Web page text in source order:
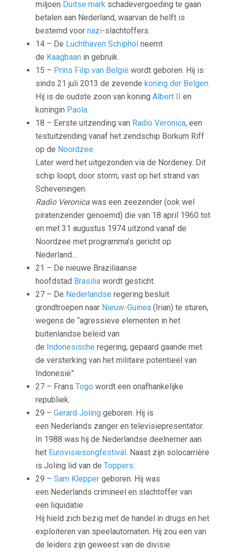
miljoen Duitse mark schadevergoeding te gaan
betalen aan Nederland, waarvan de helft is
bestemd voor nazi-slachtoffers.
14 – De Luchthaven Schiphol neemt
de Kaagbaan in gebruik.
15 – Prins Filip van België wordt geboren. Hij is
sinds 21 juli 2013 de zevende koning der Belgen.
Hij is de oudste zoon van koning Albert II en
koningin Paola.
18 – Eerste uitzending van Radio Veronica, een
testuitzending vanaf het zendschip Borkum Riff
op de Noordzee.
Later werd het uitgezonden via de Nordeney. Dit
schip loopt, door storm, vast op het strand van
Scheveningen.
Radio Veronica was een zeezender (ook wel
piratenzender genoemd) die van 18 april 1960 tot
en met 31 augustus 1974 uitzond vanaf de
Noordzee met programma’s gericht op
Nederland…
21 – De nieuwe Braziliaanse
hoofdstad Brasilia wordt gesticht.
27 – De Nederlandse regering besluit
grondtroepen naar Nieuw-Guinea (Irian) te sturen,
wegens de “agressieve elementen in het
buitenlandse beleid van
de Indonesische regering, gepaard gaande met
de versterking van het militaire potentieel van
Indonesië”.
27 – Frans Togo wordt een onafhankelijke
republiek.
29 – Gerard Joling geboren. Hij is
een Nederlands zanger en televisiepresentator.
In 1988 was hij de Nederlandse deelnemer aan
het Eurovisiesongfestival. Naast zijn solocarrière
is Joling lid van de Toppers.
29 – Sam Klepper geboren. Hij was
een Nederlands crimineel en slachtoffer van
een liquidatie
Hij hield zich bezig met de handel in drugs en het
exploiteren van speelautomaten. Hij zou een van
de leiders zijn geweest van de divisie